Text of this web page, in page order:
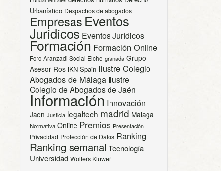
Urbanístico Despachos de abogados
Empresas Eventos
Juridicos Eventos Jurídicos
Formación Formación Online
Foro Aranzadi Social Elche granada Grupo
Asesor Ros iKN Spain Ilustre Colegio
Abogados de Málaga Ilustre
Colegio de Abogados de Jaén
Información Innovación
Jaen Justicia legaltech madrid Malaga
Normativa Online Premios Presentación
Privacidad Protección de Datos Ranking
Ranking semanal Tecnología
Universidad Wolters Kluwer